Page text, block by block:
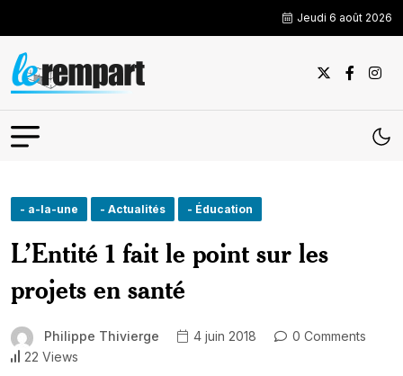
Jeudi 6 août 2026
- a-la-une - Actualités - Éducation
L’Entité 1 fait le point sur les
projets en santé
Philippe Thivierge 4 juin 2018
0 Comments
22 Views